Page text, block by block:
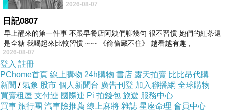
出一種慈祥的微笑，然後問你是不是陪小
2026-08-07
日記0807
早上醒來的第一件事 不跟早餐店阿姨們聊幾句 很不習慣 她們的紅茶還
是全糖 我喝起來比較習慣 ~~~ 《偷偷藏不住》 越看越有趣，
2026-08-07
登入 註冊
PChome首頁 線上購物 24h購物 書店 露天拍賣 比比昂代購
新聞 /氣象 股市 個人新聞台 廣告刊登 加入聯播網 全球購物
買賣租屋 支付連 國際連 Pi 拍錢包 旅遊 服務中心
買車 旅行團 汽車險推薦 線上麻將 雜誌 星座命理 會員中心